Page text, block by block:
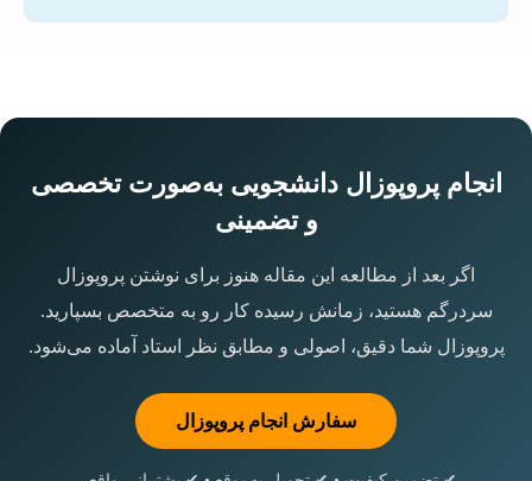
انجام پروپوزال دانشجویی به‌صورت تخصصی
و تضمینی
اگر بعد از مطالعه این مقاله هنوز برای نوشتن پروپوزال
سردرگم هستید، زمانش رسیده کار رو به متخصص بسپارید.
پروپوزال شما دقیق، اصولی و مطابق نظر استاد آماده می‌شود.
سفارش انجام پروپوزال